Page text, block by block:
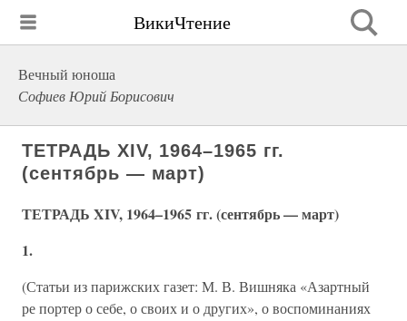
ВикиЧтение
Вечный юноша
Софиев Юрий Борисович
ТЕТРАДЬ XIV, 1964–1965 гг.
(сентябрь — март)
ТЕТРАДЬ XIV, 1964–1965 гг. (сентябрь — март)
1.
(Статьи из парижских газет: М. В. Вишняка «Азартный
ре портер о себе, о своих и о других», о воспоминаниях